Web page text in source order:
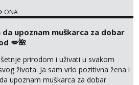
ONA
da upoznam muškarca za dobar
💋🌺
prirodom i uživati u svakom
života. Ja sam vrlo pozitivna žena i
upoznam muškarca za dobar